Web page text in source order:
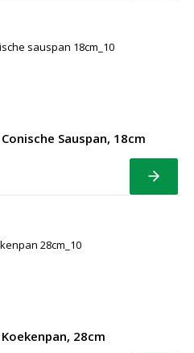
Sauspan, 18cm
Bekijk
28cm